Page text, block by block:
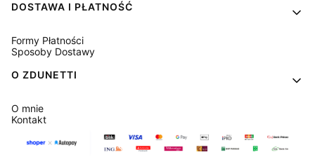
DOSTAWA I PŁATNOŚĆ
Formy Płatności
Sposoby Dostawy
O ZDUNETTI
O mnie
Kontakt